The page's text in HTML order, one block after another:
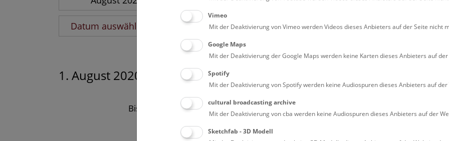
Datum auswählen
1. August 2020
Bisher keine Ergebnisse. Dienstags ist das NHM Wien in der Regel geschlossen.
Vimeo
Mit der Deaktivierung von Vimeo werden Videos dieses Anbieters auf der Seite nicht
Google Maps
Mit der Deaktivierung der Google Maps werden keine Karten dieses Anbieters auf
Spotify
Mit der Deaktivierung von Spotify werden keine Audiospuren dieses Anbieters auf
cultural broadcasting archive
Mit der Deaktivierung von cba werden keine Audiospuren dieses Anbieters auf der
Sketchfab - 3D Modell